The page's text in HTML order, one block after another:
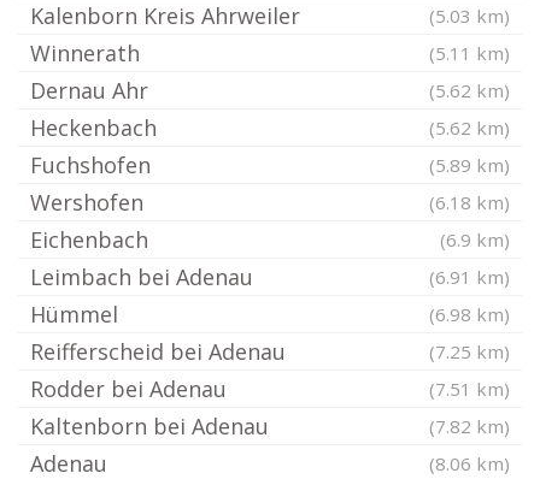
Kalenborn Kreis Ahrweiler (5.03 km)
Winnerath (5.11 km)
Dernau Ahr (5.62 km)
Heckenbach (5.62 km)
Fuchshofen (5.89 km)
Wershofen (6.18 km)
Eichenbach (6.9 km)
Leimbach bei Adenau (6.91 km)
Hümmel (6.98 km)
Reifferscheid bei Adenau (7.25 km)
Rodder bei Adenau (7.51 km)
Kaltenborn bei Adenau (7.82 km)
Adenau (8.06 km)